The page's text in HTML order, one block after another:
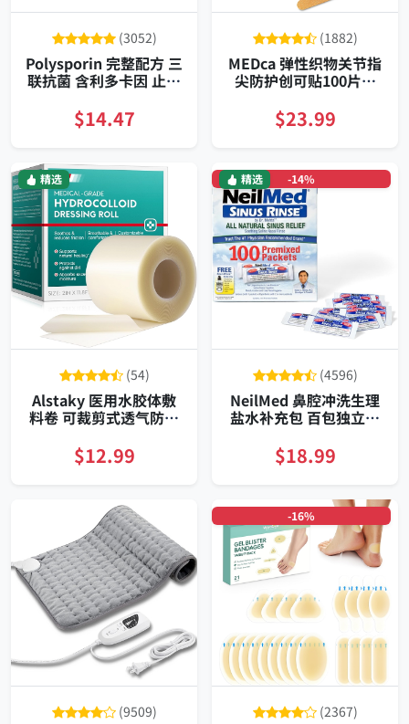
(3052)
Polysporin 完整配方 三
联抗菌 含利多卡因 止痛
痕修复
$14.47
(1882)
MEDca 弹性织物关节指
尖防护创可贴100片装
装耐用
$23.99
精选
(54)
Alstaky 医用水胶体敷
料卷 可裁剪式透气防水
$12.99
-14%
精选
(4596)
NeilMed 鼻腔冲洗生理
盐水补充包 百包独立分
$18.99
(9509)
-16%
(2367)